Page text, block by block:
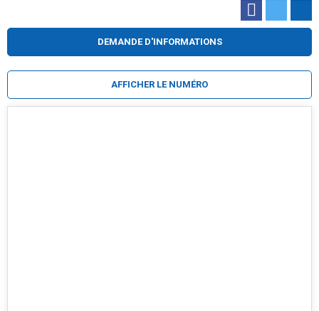
DEMANDE D'INFORMATIONS
AFFICHER LE NUMÉRO